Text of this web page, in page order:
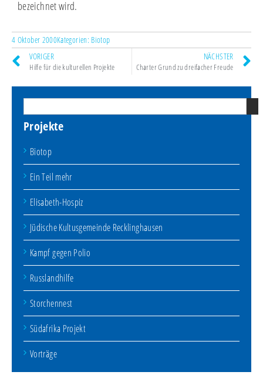
Projekte
Biotop
Ein Teil mehr
Elisabeth-Hospiz
Jüdische Kultusgemeinde Recklinghausen
Kampf gegen Polio
Russlandhilfe
Storchennest
Südafrika Projekt
Vorträge
bezeichnet wird.
4 Oktober 2000Kategorien: Biotop
VORIGER
Hilfe für die kulturellen Projekte
NÄCHSTER
Charter Grund zu dreifacher Freude